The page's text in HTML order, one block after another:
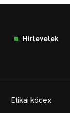
Hírlevelek
Etikai kódex